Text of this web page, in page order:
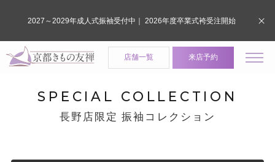
店舗一覧 来店予約
SPECIAL COLLECTION
長野店限定 振袖コレクション
2027～2029年成人式振袖受付中｜ 2026年度卒業式袴受注開始